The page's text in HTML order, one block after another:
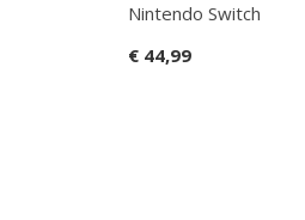
Nintendo Switch
€ 44,99